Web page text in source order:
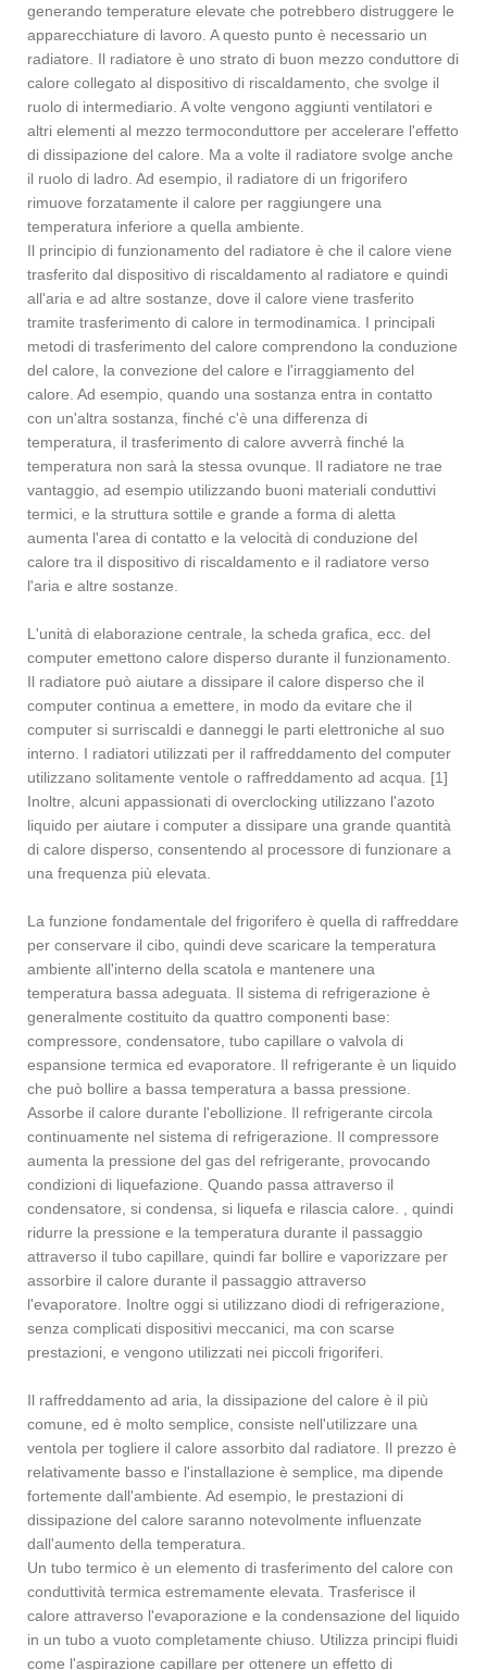
generando temperature elevate che potrebbero distruggere le
apparecchiature di lavoro. A questo punto è necessario un
radiatore. Il radiatore è uno strato di buon mezzo conduttore di
calore collegato al dispositivo di riscaldamento, che svolge il
ruolo di intermediario. A volte vengono aggiunti ventilatori e
altri elementi al mezzo termoconduttore per accelerare l'effetto
di dissipazione del calore. Ma a volte il radiatore svolge anche
il ruolo di ladro. Ad esempio, il radiatore di un frigorifero
rimuove forzatamente il calore per raggiungere una
temperatura inferiore a quella ambiente.
Il principio di funzionamento del radiatore è che il calore viene
trasferito dal dispositivo di riscaldamento al radiatore e quindi
all'aria e ad altre sostanze, dove il calore viene trasferito
tramite trasferimento di calore in termodinamica. I principali
metodi di trasferimento del calore comprendono la conduzione
del calore, la convezione del calore e l'irraggiamento del
calore. Ad esempio, quando una sostanza entra in contatto
con un'altra sostanza, finché c'è una differenza di
temperatura, il trasferimento di calore avverrà finché la
temperatura non sarà la stessa ovunque. Il radiatore ne trae
vantaggio, ad esempio utilizzando buoni materiali conduttivi
termici, e la struttura sottile e grande a forma di aletta
aumenta l'area di contatto e la velocità di conduzione del
calore tra il dispositivo di riscaldamento e il radiatore verso
l'aria e altre sostanze.
L'unità di elaborazione centrale, la scheda grafica, ecc. del
computer emettono calore disperso durante il funzionamento.
Il radiatore può aiutare a dissipare il calore disperso che il
computer continua a emettere, in modo da evitare che il
computer si surriscaldi e danneggi le parti elettroniche al suo
interno. I radiatori utilizzati per il raffreddamento del computer
utilizzano solitamente ventole o raffreddamento ad acqua. [1]
Inoltre, alcuni appassionati di overclocking utilizzano l'azoto
liquido per aiutare i computer a dissipare una grande quantità
di calore disperso, consentendo al processore di funzionare a
una frequenza più elevata.
La funzione fondamentale del frigorifero è quella di raffreddare
per conservare il cibo, quindi deve scaricare la temperatura
ambiente all'interno della scatola e mantenere una
temperatura bassa adeguata. Il sistema di refrigerazione è
generalmente costituito da quattro componenti base:
compressore, condensatore, tubo capillare o valvola di
espansione termica ed evaporatore. Il refrigerante è un liquido
che può bollire a bassa temperatura a bassa pressione.
Assorbe il calore durante l'ebollizione. Il refrigerante circola
continuamente nel sistema di refrigerazione. Il compressore
aumenta la pressione del gas del refrigerante, provocando
condizioni di liquefazione. Quando passa attraverso il
condensatore, si condensa, si liquefa e rilascia calore. , quindi
ridurre la pressione e la temperatura durante il passaggio
attraverso il tubo capillare, quindi far bollire e vaporizzare per
assorbire il calore durante il passaggio attraverso
l'evaporatore. Inoltre oggi si utilizzano diodi di refrigerazione,
senza complicati dispositivi meccanici, ma con scarse
prestazioni, e vengono utilizzati nei piccoli frigoriferi.
Il raffreddamento ad aria, la dissipazione del calore è il più
comune, ed è molto semplice, consiste nell'utilizzare una
ventola per togliere il calore assorbito dal radiatore. Il prezzo è
relativamente basso e l'installazione è semplice, ma dipende
fortemente dall'ambiente. Ad esempio, le prestazioni di
dissipazione del calore saranno notevolmente influenzate
dall'aumento della temperatura.
Un tubo termico è un elemento di trasferimento del calore con
conduttività termica estremamente elevata. Trasferisce il
calore attraverso l'evaporazione e la condensazione del liquido
in un tubo a vuoto completamente chiuso. Utilizza principi fluidi
come l'aspirazione capillare per ottenere un effetto di